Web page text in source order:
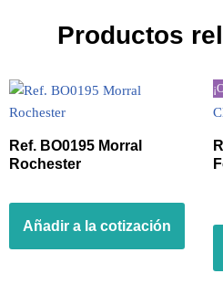
Productos
Ref. BO0195 Morral
Rochester
Añadir a la cotización